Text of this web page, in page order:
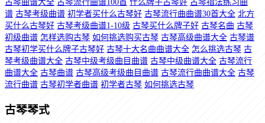
古琴曲谱大全 古琴流行曲谱100首 什么牌子古琴好 古琴指法练习曲
谱 古琴考级曲谱 初学者买什么古琴好 古琴流行曲曲谱30首大全 北方
买什么古琴好 古琴考级曲谱1-10级 古琴买什么牌子好 古琴名曲 古琴
初级曲谱 怎样选购古琴 如何挑选购买古琴 古琴高级曲谱大全 古琴谱
古琴初学买什么牌子古琴好 古琴十大名曲曲谱大全 怎么挑选古琴 古
琴考级曲谱大全 古琴中级考级曲目曲谱 古琴中级曲谱大全 古琴流行
曲谱大全 古琴曲谱 古琴高级考级曲目曲谱 古琴流行曲曲谱大全 古琴
流行曲谱 古琴初学者曲谱 初学者古琴 如何挑选古琴
古琴琴式